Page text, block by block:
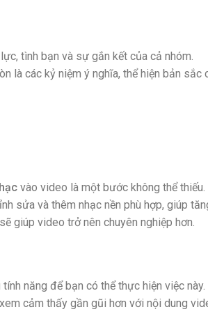
tình bạn và sự gắn kết của cả nhóm.
là các kỷ niệm ý nghĩa, thể hiện bản sắc
vào video là một bước không thể thiếu.
sửa và thêm nhạc nền phù hợp, giúp
giúp video trở nên chuyên nghiệp hơn.
năng để bạn có thể thực hiện việc này.
cảm thấy gần gũi hơn với nội dung